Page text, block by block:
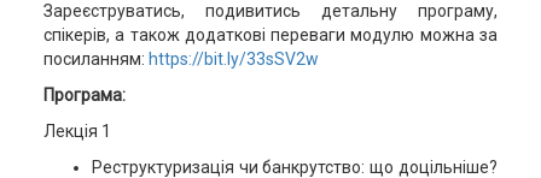
Зареєструватись, подивитись детальну програму,
спікерів, а також додаткові переваги модулю можна за
посиланням: https://bit.ly/33sSV2w
Програма:
Лекція 1
Реструктуризація чи банкрутство: що доцільніше?